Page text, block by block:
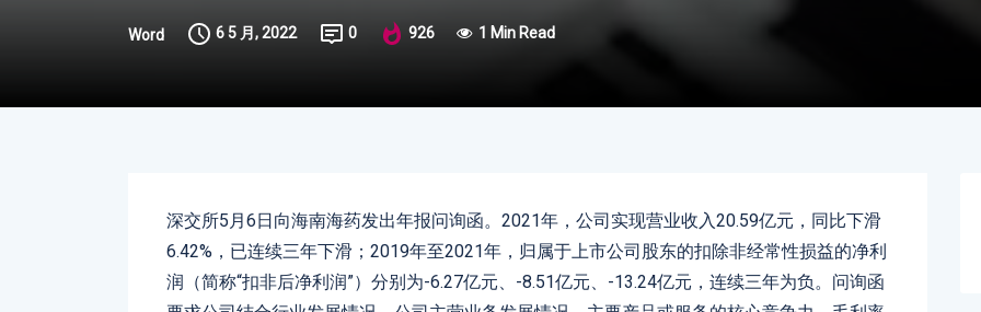
Word 6 5 月, 2022 0 926 1 Min Read
深交所5月6日向海南海药发出年报问询函。2021年，公司实现营业收入20.59亿元，同比下滑
6.42%，已连续三年下滑；2019年至2021年，归属于上市公司股东的扣除非经常性损益的净利
润（简称“扣非后净利润”）分别为-6.27亿元、-8.51亿元、-13.24亿元，连续三年为负。问询函